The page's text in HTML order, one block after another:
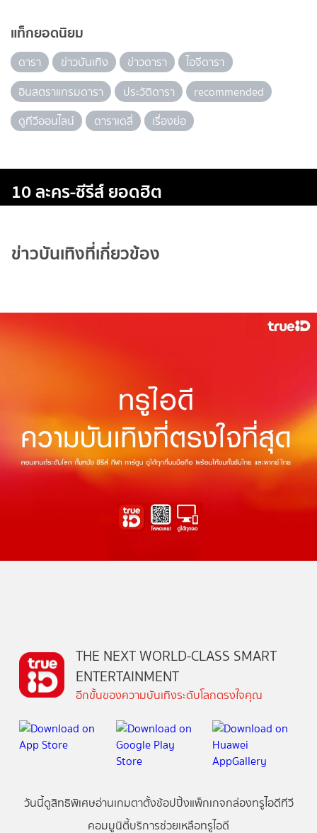
แท็กยอดนิยม
ดารา ข่าวบันเทิง ข่าวดารา
ไอจีดารา
อินสตราแกรมดารา
ประวัติดารา
recommended
ดูทีวีออนไลน์
ดาราเดลี่ เรื่องย่อ
10 ละคร-ซีรีส์ ยอดฮิต
ข่าวบันเทิงที่เกี่ยวข้อง
THE NEXT WORLD-CLASS SMART
ENTERTAINMENT
อีกขั้นของความบันเทิงระดับโลกตรงใจคุณ
วันนี้ดูสิทธิพิเศษอ่านเกมตาตั้งช้อปปิ้งแพ็กเกจกล่องทรูไอดีทีวี
คอมมูนิตี้บริการช่วยเหลือทรูไอดี